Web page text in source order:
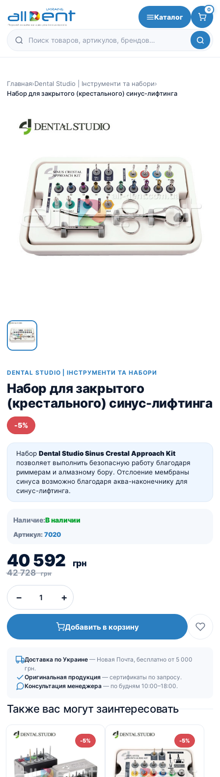
Каталог
0
Главная›Dental Studio | Інструменти та набори›
Набор для закрытого (крестального) синус-лифтинга
DENTAL STUDIO | ІНСТРУМЕНТИ ТА НАБОРИ
Набор для закрытого
(крестального) синус-лифтинга
-5%
Набор Dental Studio Sinus Crestal Approach Kit
позволяет выполнить безопасную работу благодаря
риммерам и алмазному бору. Отслоение мембраны
синуса возможно благодаря аква-наконечнику для
синус-лифтинга.
Наличие:В наличии
Артикул: 7020
42 728 грн
Первоначальная
цена
составляла
42
728
грн.
40 592 грн
Текущая
цена:
40
592
грн.
− +
Добавить в корзину
Доставка по Украине — Новая Почта, бесплатно от 5 000
грн.
Оригинальная продукция — сертификаты по запросу.
Консультация менеджера — по будням 10:00–18:00.
Также вас могут заинтересовать
-5% -5%